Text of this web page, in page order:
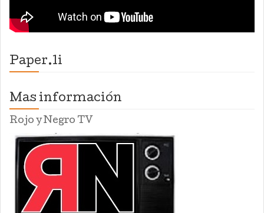
Paper.li
Mas información
Rojo y Negro TV